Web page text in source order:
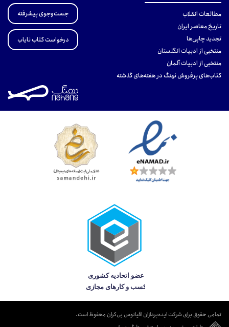
مطالعات انقلاب
تاریخ معاصر ایران
تجدید چاپی‌ها
منتخبی از ادبیات انگلستان
منتخبی از ادبیات آلمان
کتاب‌های پرفروش نهنگ در هفته‌های گذشته
جست‌وجوی پیشرفته
درخواست کتاب نایاب
تمامی حقوق برای شرکت ایده‌پردازان اقیانوس بی‌کران محفوظ است.